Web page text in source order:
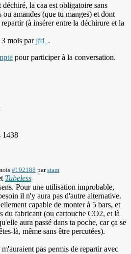
la caa est obligatoire sans
amandes (que tu manges) et dont
(à insérer entre la déchirure et la
mois parjfd_ .
pour participer à la conversation.
1438
#192188 parstam
Tubeless
Pour une utilisation improbable,
il n'y aura pas d'autre alternative.
capable de monter à 5 bars, et
du fabricant (ou cartouche CO2, et là
aura passé dans ta poche, car ça se
là, même sans être percutées).
pas permis de repartir avec